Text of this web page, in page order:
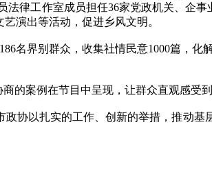
律工作室成员担任36家党政机关、企
演出等活动，促进乡风文明。
界别群众，收集社情民意1000篇，化
案例在节目中呈现，让群众直观感受
以扎实的工作、创新的举措，推动基